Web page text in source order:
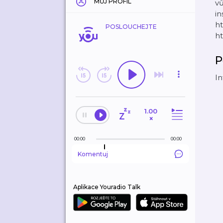
POSLOUCHEJTE
1.00
×
00:00 00:00
Komentuj
Aplikace Youradio Talk